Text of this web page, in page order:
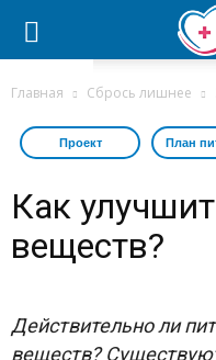
Главная Сбрось лишнее
Проект План
Как
веществ?
Действительно ли
веществ?